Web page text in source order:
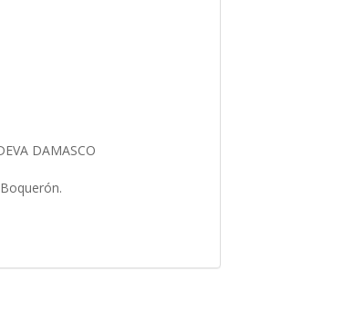
DAMASCO